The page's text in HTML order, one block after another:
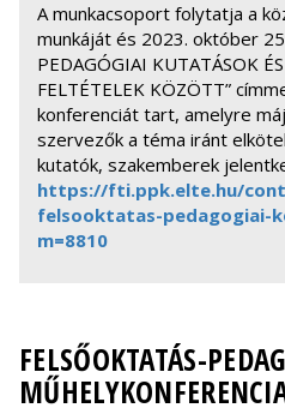
A munkacsoport folytatja a
munkáját és 2023. október
PEDAGÓGIAI KUTATÁSOK
FELTÉTELEK KÖZÖTT”
konferenciát tart, amelyre
szervezők a téma iránt
kutatók, szakemberek
https://fti.ppk.elte.hu/
felsooktatas-pedagogiai-
m=8810
FELSŐOKTATÁS-